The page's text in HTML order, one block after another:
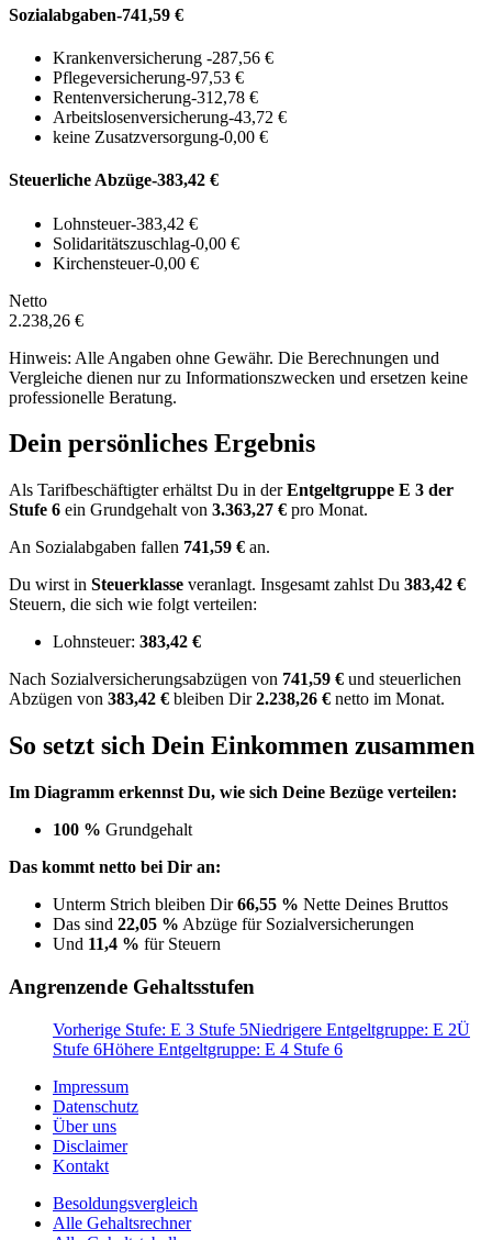
Sozialabgaben-741,59 €
Krankenversicherung -287,56 €
Pflegeversicherung-97,53 €
Rentenversicherung-312,78 €
Arbeitslosenversicherung-43,72 €
keine Zusatzversorgung-0,00 €
Steuerliche Abzüge-383,42 €
Lohnsteuer-383,42 €
Solidaritätszuschlag-0,00 €
Kirchensteuer-0,00 €
Netto
2.238,26 €
Hinweis: Alle Angaben ohne Gewähr. Die Berechnungen und
Vergleiche dienen nur zu Informationszwecken und ersetzen keine
professionelle Beratung.
Dein persönliches Ergebnis
Als Tarifbeschäftigter erhältst Du in derEntgeltgruppe E 3 der
Stufe 6 ein Grundgehalt von 3.363,27 € pro Monat.
An Sozialabgaben fallen 741,59 € an.
Du wirst in Steuerklasse veranlagt. Insgesamt zahlst Du 383,42 €
Steuern, die sich wie folgt verteilen:
Lohnsteuer: 383,42 €
Nach Sozialversicherungsabzügen von 741,59 € und steuerlichen
Abzügen von 383,42 € bleiben Dir2.238,26 € netto im Monat.
So setzt sich Dein Einkommen zusammen
Im Diagramm erkennst Du, wie sich Deine Bezüge verteilen:
100 % Grundgehalt
Das kommt netto bei Dir an:
Unterm Strich bleiben Dir66,55 % Nette Deines Bruttos
Das sind 22,05 % Abzüge für Sozialversicherungen
Und 11,4 % für Steuern
Angrenzende Gehaltsstufen
Vorherige Stufe: E 3 Stufe 5Niedrigere Entgeltgruppe: E 2Ü
Stufe 6Höhere Entgeltgruppe: E 4 Stufe 6
Impressum
Datenschutz
Über uns
Disclaimer
Kontakt
Besoldungsvergleich
Alle Gehaltsrechner